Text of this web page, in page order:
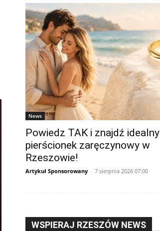
News
Powiedz TAK i znajdź idealny
pierścionek zaręczynowy w
Rzeszowie!
Artykuł Sponsorowany - 7 sierpnia 2026 07:00
WSPIERAJ RZESZÓW NEWS